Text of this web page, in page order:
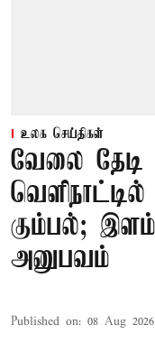
உலக செய்திகள்
வேலை தேடி
கும்பல்;
அனுபவம்
Published on: 08 Aug